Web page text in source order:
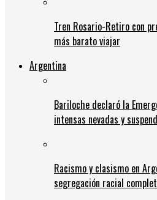
Tren Rosario-Retiro con
más barato viajar
Argentina
Bariloche declaró la
intensas nevadas y
Racismo y clasismo en
segregación racial